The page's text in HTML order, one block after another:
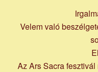
Velem való
Az Ars Sacra